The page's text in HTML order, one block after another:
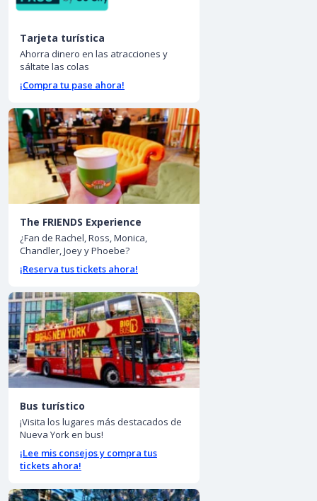
Tarjeta turística
Ahorra dinero en las atracciones y
sáltate las colas
¡Compra tu pase ahora!
The FRIENDS Experience
¿Fan de Rachel, Ross, Monica,
Chandler, Joey y Phoebe?
¡Reserva tus tickets ahora!
Bus turístico
¡Visita los lugares más destacados de
Nueva York en bus!
¡Lee mis consejos y compra tus
tickets ahora!